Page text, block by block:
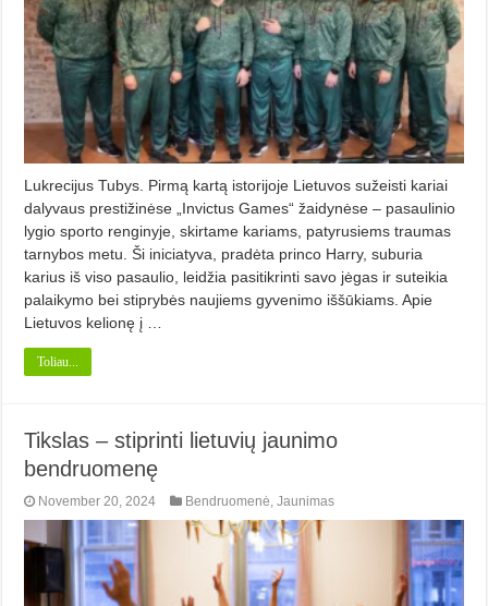
Lukrecijus Tubys. Pirmą kartą istorijoje Lietuvos sužeisti kariai
dalyvaus prestižinėse „Invictus Games“ žaidynėse – pasaulinio
lygio sporto renginyje, skirtame kariams, patyrusiems traumas
tarnybos metu. Ši iniciatyva, pradėta princo Harry, suburia
karius iš viso pasaulio, leidžia pasitikrinti savo jėgas ir suteikia
palaikymo bei stiprybės naujiems gyvenimo iššūkiams. Apie
Lietuvos kelionę į …
Toliau...
Tikslas – stiprinti lietuvių jaunimo
bendruomenę
November 20, 2024 Bendruomenė ,Jaunimas